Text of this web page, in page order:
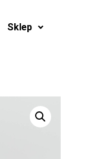
Sklep